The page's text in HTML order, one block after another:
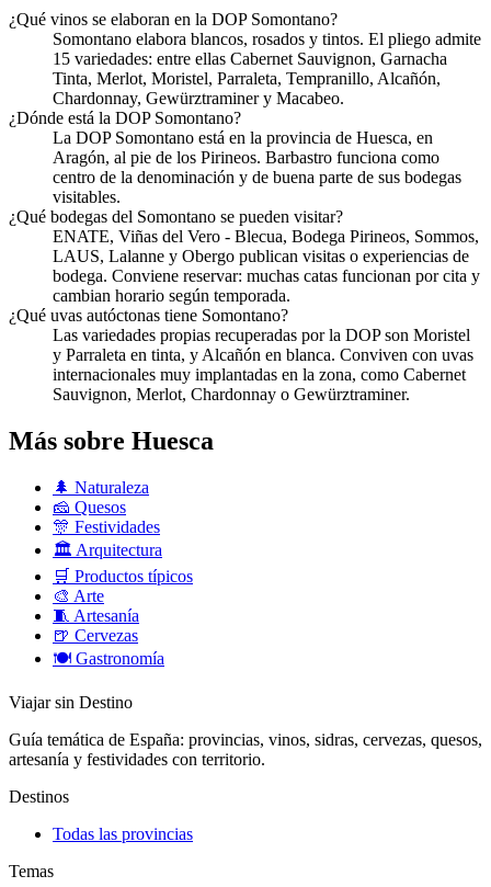
¿Qué vinos se elaboran en la DOP Somontano?
Somontano elabora blancos, rosados y tintos. El pliego admite
15 variedades: entre ellas Cabernet Sauvignon, Garnacha
Tinta, Merlot, Moristel, Parraleta, Tempranillo, Alcañón,
Chardonnay, Gewürztraminer y Macabeo.
¿Dónde está la DOP Somontano?
La DOP Somontano está en la provincia de Huesca, en
Aragón, al pie de los Pirineos. Barbastro funciona como
centro de la denominación y de buena parte de sus bodegas
visitables.
¿Qué bodegas del Somontano se pueden visitar?
ENATE, Viñas del Vero - Blecua, Bodega Pirineos, Sommos,
LAUS, Lalanne y Obergo publican visitas o experiencias de
bodega. Conviene reservar: muchas catas funcionan por cita y
cambian horario según temporada.
¿Qué uvas autóctonas tiene Somontano?
Las variedades propias recuperadas por la DOP son Moristel
y Parraleta en tinta, y Alcañón en blanca. Conviven con uvas
internacionales muy implantadas en la zona, como Cabernet
Sauvignon, Merlot, Chardonnay o Gewürztraminer.
Más sobre Huesca
🌲 Naturaleza
🧀 Quesos
🎊 Festividades
🏛️ Arquitectura
🛒 Productos típicos
🎨 Arte
🧵 Artesanía
🍺 Cervezas
🍽️ Gastronomía
Viajar sin Destino
Guía temática de España: provincias, vinos, sidras, cervezas, quesos,
artesanía y festividades con territorio.
Destinos
Todas las provincias
Temas